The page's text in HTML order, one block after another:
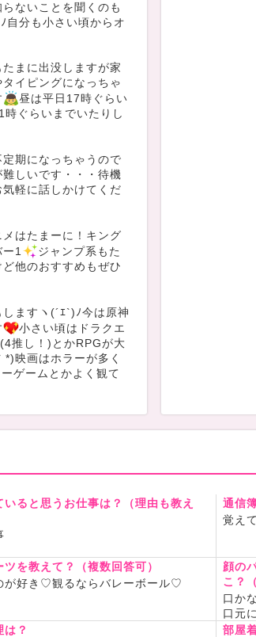
ないことを聞くのも
分も小さい頃からオ
まに出没しますが家
イピングになっちゃ
昼は平日17時ぐらい
ぐらいまでいたりし
期になっちゃうので
しいです・・・待機
気軽に話しかけてくだ
はたまーに！キング
1
ジャンプ系もた
他のおすすめもぜひ
ますヽ(´ｴ`)ﾉ今は原神
小さい頃はドラクエ
推し！)とかRPGが大
*)映画はホラーが多く
ゲームとかよく観て
いので一部)
/マギ/らんま/地獄楽/転
白書/俺物語/海月姫
できてない)
ズ/ドラクエモンスタ
ゴ700日突破)
いると思うお仕事は？（理由も教え
通信
覚え
を教えて？（複数回答可）
が好き♡観るならバレーボール♡
顔の
こ？
口か
口元
は？
部屋